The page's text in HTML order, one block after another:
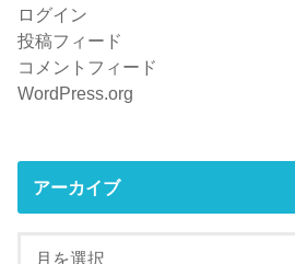
ログイン
投稿フィード
コメントフィード
WordPress.org
アーカイブ